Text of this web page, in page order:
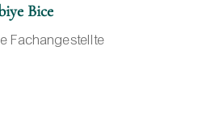
Bice
Fachangestellte